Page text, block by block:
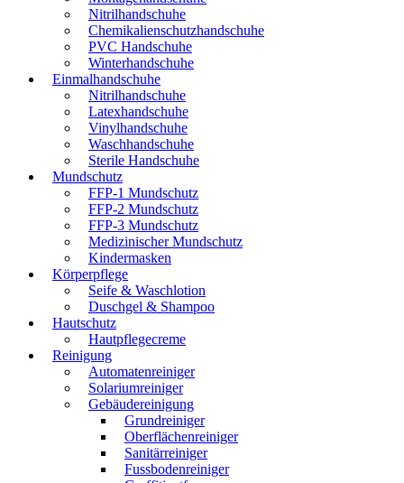
Nitrilhandschuhe
Chemikalienschutzhandschuhe
PVC Handschuhe
Winterhandschuhe
Einmalhandschuhe
Nitrilhandschuhe
Latexhandschuhe
Vinylhandschuhe
Waschhandschuhe
Sterile Handschuhe
Mundschutz
FFP-1 Mundschutz
FFP-2 Mundschutz
FFP-3 Mundschutz
Medizinischer Mundschutz
Kindermasken
Körperpflege
Seife & Waschlotion
Duschgel & Shampoo
Hautschutz
Hautpflegecreme
Reinigung
Automatenreiniger
Solariumreiniger
Gebäudereinigung
Grundreiniger
Oberflächenreiniger
Sanitärreiniger
Fussbodenreiniger